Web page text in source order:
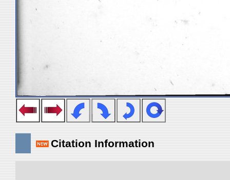
Citation Information